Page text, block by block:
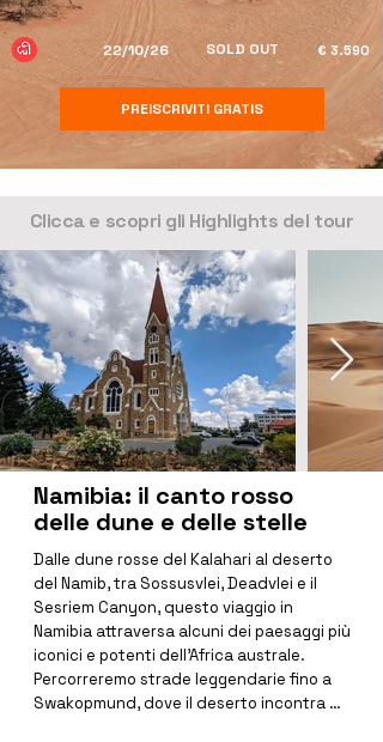
22/10/26 SOLD OUT € 3.590
PREISCRIVITI GRATIS
Clicca e scopri gli Highlights del tour
Namibia: il canto rosso
delle dune e delle stelle
Dalle dune rosse del Kalahari al deserto
del Namib, tra Sossusvlei, Deadvlei e il
Sesriem Canyon, questo viaggio in
Namibia attraversa alcuni dei paesaggi più
iconici e potenti dell’Africa australe.
Percorreremo strade leggendarie fino a
Swakopmund, dove il deserto incontra